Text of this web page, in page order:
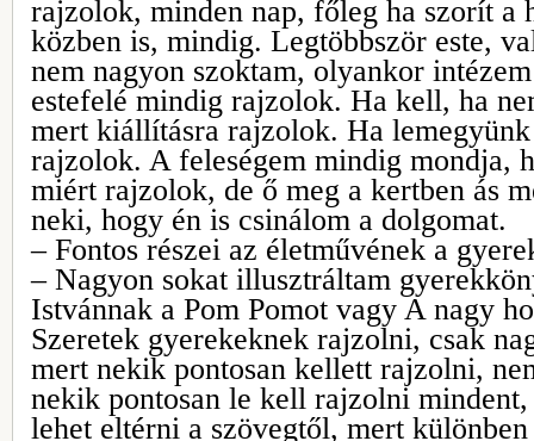
rajzolok, minden nap, főleg ha szorít a
közben is, mindig. Legtöbbször este,
nem nagyon szoktam, olyankor
estefelé mindig rajzolok. Ha kell, ha
mert kiállításra rajzolok. Ha
rajzolok. A feleségem mindig mondja,
miért rajzolok, de ő meg a kertben ás
neki, hogy én is csinálom a dolgomat.
– Fontos részei az életművének a
– Nagyon sokat illusztráltam
Istvánnak a Pom Pomot vagy A nagy
Szeretek gyerekeknek rajzolni, csak
mert nekik pontosan kellett rajzolni,
nekik pontosan le kell rajzolni
lehet eltérni a szövegtől, mert